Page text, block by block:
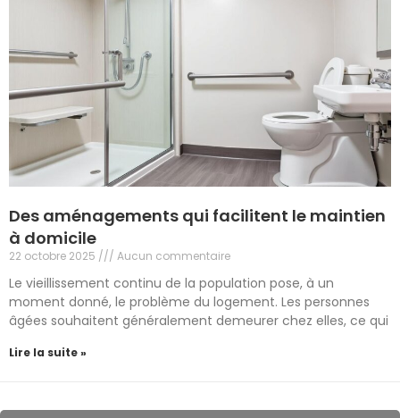
Des aménagements qui facilitent le maintien
à domicile
22 octobre 2025 Aucun commentaire
Le vieillissement continu de la population pose, à un
moment donné, le problème du logement. Les personnes
âgées souhaitent généralement demeurer chez elles, ce qui
Lire la suite »